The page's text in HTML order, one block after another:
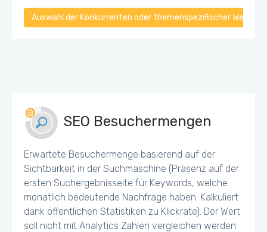
Auswahl der Konkurrenten oder themenspezifischer
SEO Besuchermengen
Erwartete Besuchermenge basierend auf der
Sichtbarkeit in der Suchmaschine (Präsenz auf der
ersten Suchergebnisseite für Keywords, welche
monatlich bedeutende Nachfrage haben. Kalkuliert
dank öffentlichen Statistiken zu Klickrate). Der Wert
soll nicht mit Analytics Zahlen vergleichen werden.